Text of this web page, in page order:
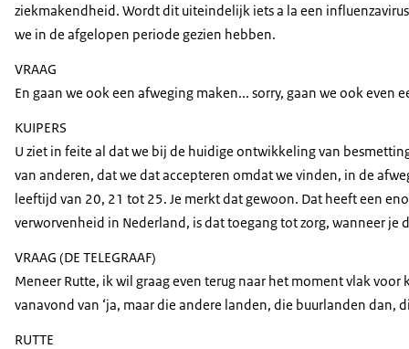
ziekmakendheid. Wordt dit uiteindelijk iets a la een
we in de afgelopen periode gezien hebben.
VRAAG
En gaan we ook een afweging maken... sorry, gaan we ook
KUIPERS
U ziet in feite al dat we bij de huidige ontwikkeling van
van anderen, dat we dat accepteren omdat we vinden, in de
leeftijd van 20, 21 tot 25. Je merkt dat gewoon. Dat heeft een
verworvenheid in Nederland, is dat toegang tot zorg, wanneer
VRAAG (DE TELEGRAAF)
Meneer Rutte, ik wil graag even terug naar het moment vlak
vanavond van ‘ja, maar die andere landen, die buurlanden dan,
RUTTE